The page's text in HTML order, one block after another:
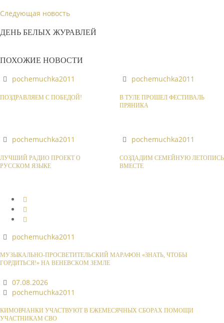
Следующая новость
ДЕНЬ БЕЛЫХ ЖУРАВЛЕЙ
ПОХОЖИЕ НОВОСТИ
pochemuchka2011
ПОЗДРАВЛЯЕМ С ПОБЕДОЙ!
pochemuchka2011
В ТУЛЕ ПРОШЕЛ ФЕСТИВАЛЬ
ПРЯНИКА
pochemuchka2011
ЛУЧШИЙ РАДИО ПРОЕКТ О
РУССКОМ ЯЗЫКЕ
pochemuchka2011
СОЗДАДИМ СЕМЕЙНУЮ ЛЕТОПИСЬ
ВМЕСТЕ
pochemuchka2011
МУЗЫКАЛЬНО-ПРОСВЕТИТЕЛЬСКИЙ МАРАФОН «ЗНАТЬ, ЧТОБЫ
ГОРДИТЬСЯ!» НА ВЕНЕВСКОМ ЗЕМЛЕ
07.08.2026
pochemuchka2011
КИМОВЧАНКИ УЧАСТВУЮТ В ЕЖЕМЕСЯЧНЫХ СБОРАХ ПОМОЩИ
УЧАСТНИКАМ СВО